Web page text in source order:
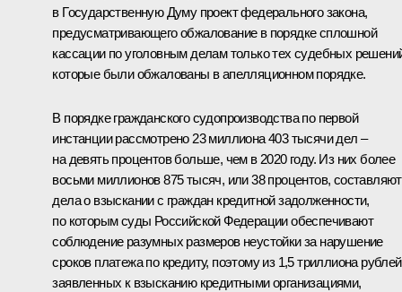
в Государственную Думу проект федерального закона,
предусматривающего обжалование в порядке сплошной
кассации по уголовным делам только тех судебных
которые были обжалованы в апелляционном порядке.
В порядке гражданского судопроизводства по первой
инстанции рассмотрено 23 миллиона 403 тысячи дел –
на девять процентов больше, чем в 2020 году. Из них более
восьми миллионов 875 тысяч, или 38 процентов, составляют
дела о взыскании с граждан кредитной задолженности,
по которым суды Российской Федерации обеспечивают
соблюдение разумных размеров неустойки за нарушение
сроков платежа по кредиту, поэтому из 1,5 триллиона
заявленных к взысканию кредитными организациями,